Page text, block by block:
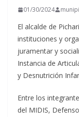
01/30/2024
El alcalde de
instituciones y
juramentar y
Instancia de
y Desnutrición
Entre los
del MIDIS,